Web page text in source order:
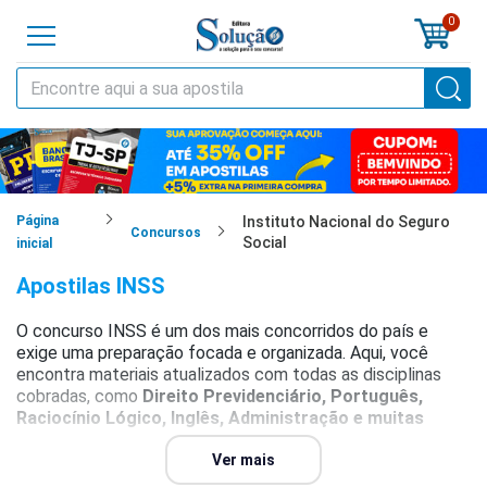
0
Página
inicial
Concursos
Instituto Nacional do Seguro
Social
Apostilas INSS
O concurso INSS é um dos mais concorridos do país e
exige uma preparação focada e organizada. Aqui, você
encontra materiais atualizados com todas as disciplinas
cobradas, como Direito Previdenciário, Português,
Raciocínio Lógico, Inglês, Administração e muitas
Ver mais